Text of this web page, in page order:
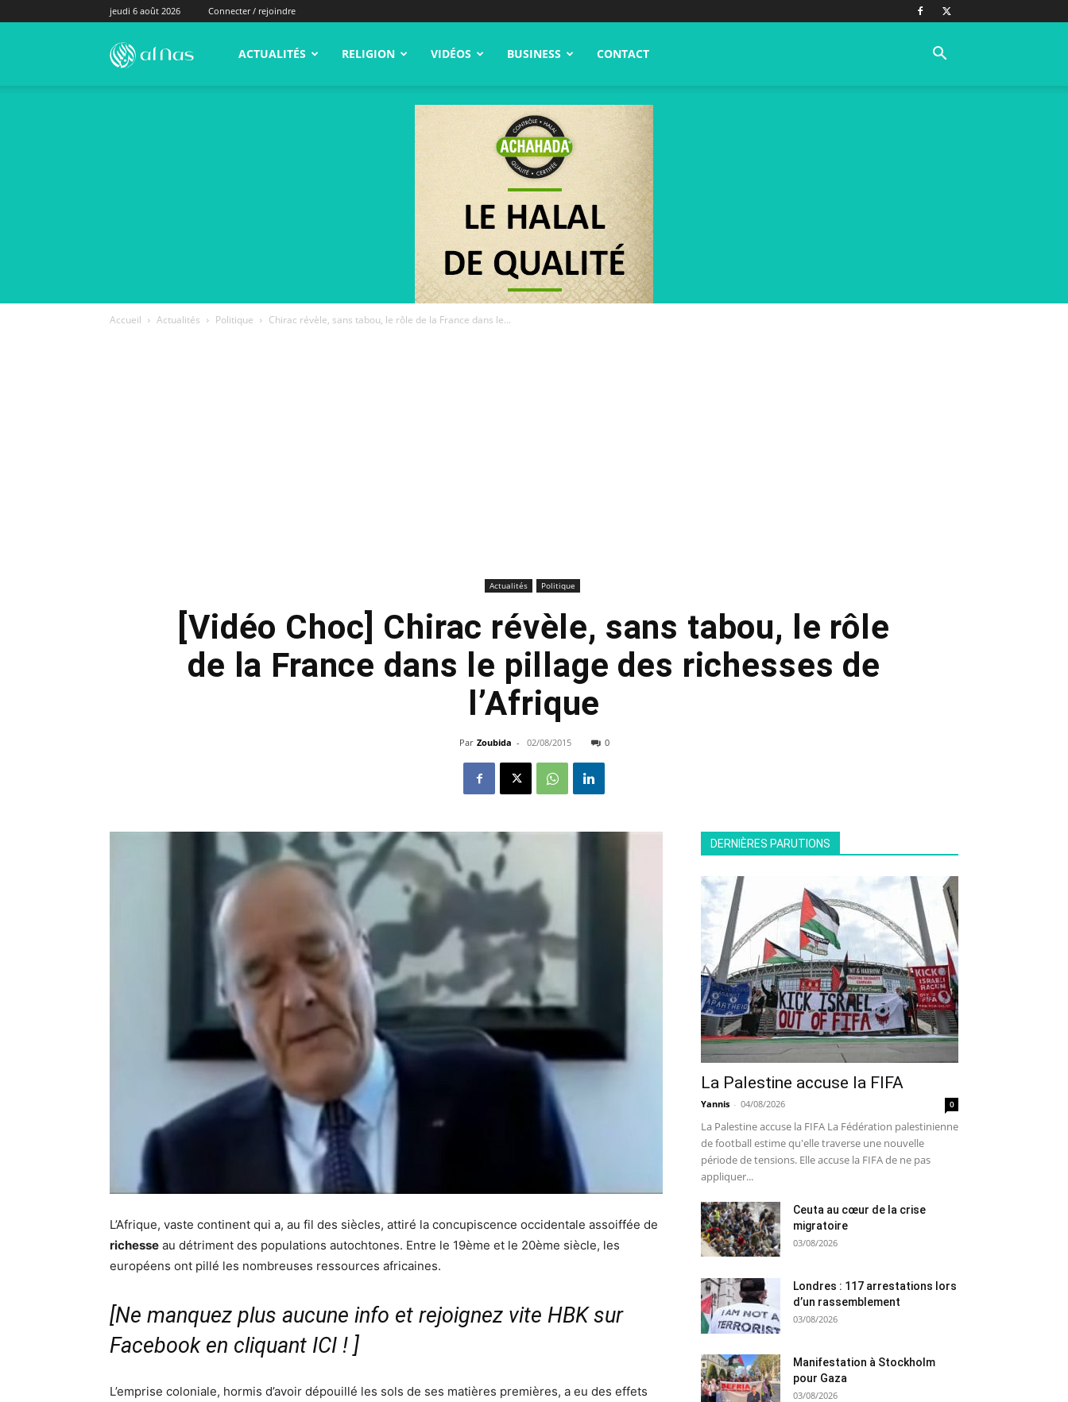
jeudi 6 août 2026 Connecter / rejoindre
alNas.fr ACTUALITÉS RELIGION VIDÉOS BUSINESS CONTACT
Accueil Actualités Politique Chirac révèle, sans tabou, le rôle de la France dans le...
Actualités Politique
[Vidéo Choc] Chirac révèle, sans tabou, le rôle
de la France dans le pillage des richesses de
l’Afrique
Par Zoubida - 02/08/2015 0
L’Afrique, vaste continent qui a, au fil des siècles, attiré la concupiscence occidentale assoiffée de
richesse au détriment des populations autochtones. Entre le 19ème et le 20ème siècle, les
européens ont pillé les nombreuses ressources africaines.
[Ne manquez plus aucune info et rejoignez vite HBK sur
Facebook en cliquant ICI ! ]
L’emprise coloniale, hormis d’avoir dépouillé les sols de ses matières premières, a eu des effets
DERNIÈRES PARUTIONS
La Palestine accuse la FIFA
Yannis - 04/08/2026 0
La Palestine accuse la FIFA La Fédération palestinienne
de football estime qu'elle traverse une nouvelle
période de tensions. Elle accuse la FIFA de ne pas
appliquer...
Ceuta au cœur de la crise
migratoire
03/08/2026
Londres : 117 arrestations lors
d’un rassemblement
03/08/2026
Manifestation à Stockholm
pour Gaza
03/08/2026